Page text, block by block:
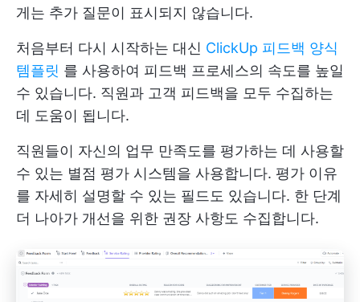
게는 추가 질문이 표시되지 않습니다.
처음부터 다시 시작하는 대신 ClickUp 피드백 양식
템플릿 를 사용하여 피드백 프로세스의 속도를 높일
수 있습니다. 직원과 고객 피드백을 모두 수집하는
데 도움이 됩니다.
직원들이 자신의 업무 만족도를 평가하는 데 사용할
수 있는 별점 평가 시스템을 사용합니다. 평가 이유
를 자세히 설명할 수 있는 필드도 있습니다. 한 단계
더 나아가 개선을 위한 권장 사항도 수집합니다.